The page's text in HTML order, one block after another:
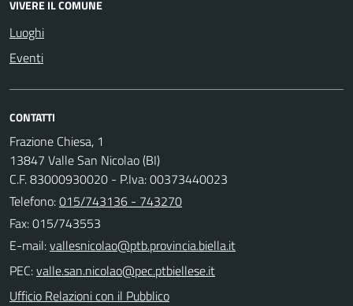
VIVERE IL COMUNE
Luoghi
Eventi
CONTATTI
Frazione Chiesa, 1
13847 Valle San Nicolao (BI)
C.F. 83000930020 - P.Iva: 00373440023
Telefono:015/743136 - 743270
Fax: 015/743553
E-mail:
PEC:
Ufficio Relazioni con il Pubblico